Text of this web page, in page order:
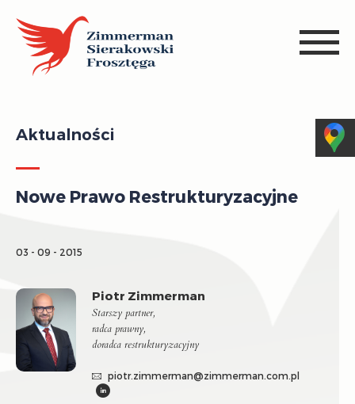
Aktualności
Nowe Prawo Restrukturyzacyjne
03 - 09 - 2015
Piotr Zimmerman
Starszy partner,
radca prawny,
doradca restrukturyzacyjny
piotr.zimmerman@zimmerman.com.pl